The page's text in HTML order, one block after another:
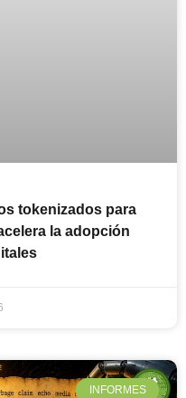
tokenizados para
la adopción
INFORMES